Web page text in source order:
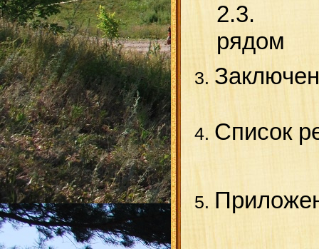
Список